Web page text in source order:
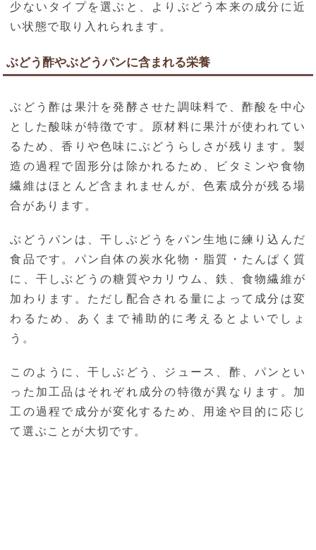
少ないタイプを選ぶと、よりぶどう本来の成分に近
い状態で取り入れられます。
ぶどう酢やぶどうパンに含まれる栄養
ぶどう酢は果汁を発酵させた調味料で、酢酸を中心
とした酸味が特徴です。原材料に果汁が使われてい
るため、香りや色味にぶどうらしさが残ります。製
造の過程で固形分は除かれるため、ビタミンや食物
繊維はほとんど含まれませんが、色素成分が残る場
合があります。
ぶどうパンは、干しぶどうをパン生地に練り込んだ
食品です。パン自体の炭水化物・脂質・たんぱく質
に、干しぶどうの糖質やカリウム、鉄、食物繊維が
加わります。ただし配合される量によって成分は変
わるため、あくまで補助的に考えるとよいでしょ
う。
このように、干しぶどう、ジュース、酢、パンとい
った加工品はそれぞれ成分の特徴が異なります。加
工の過程で成分が変化するため、用途や目的に応じ
て選ぶことが大切です。